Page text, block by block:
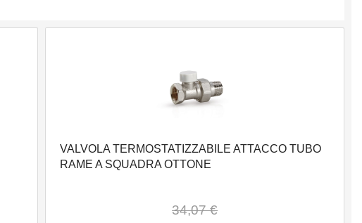
VALVOLA TERMOSTATIZZABILE ATTACCO TUBO
RAME A SQUADRA OTTONE
34,07 €